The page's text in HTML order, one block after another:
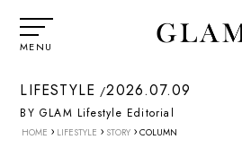
MENU
LIFESTYLE 2026.07.09
BY GLAM Lifestyle Editorial
HOME › LIFESTYLE › STORY › COLUMN